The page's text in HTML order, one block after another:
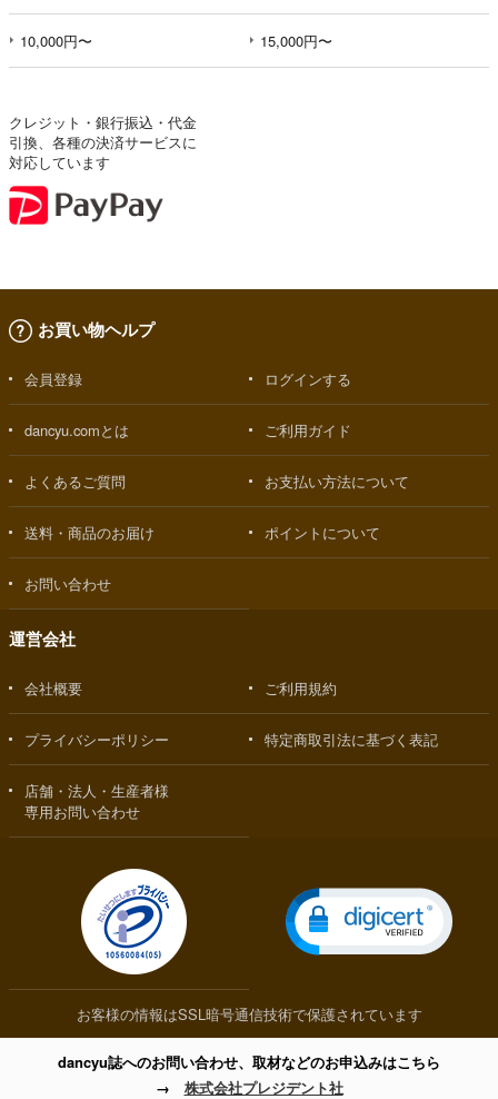
10,000円〜 15,000円〜
クレジット・銀行振込・代金
引換、各種の決済サービスに
対応しています
お買い物ヘルプ
会員登録 ログインする
dancyu.comとは ご利用ガイド
よくあるご質問 お支払い方法について
送料・商品のお届け ポイントについて
お問い合わせ
運営会社
会社概要 ご利用規約
プライバシーポリシー 特定商取引法に基づく表記
店舗・法人・生産者様
専用お問い合わせ
お客様の情報はSSL暗号通信技術で保護されています
dancyu誌へのお問い合わせ、取材などのお申込みはこちら
→ 株式会社プレジデント社